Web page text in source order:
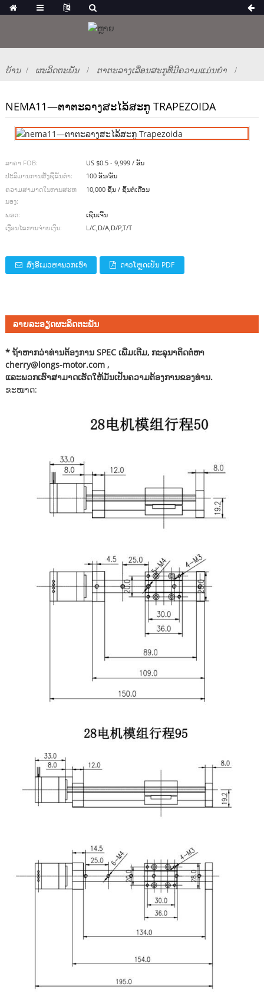
ບ້ານ ຜະລິດຕະພັນ ຕາຕະລາງເລື່ອນສະກູທີ່ມີຄວາມແມ່ນຍໍາ
NEMA11—ຕາຕະລາງສະໄລ້ສະກູ TRAPEZOIDA
ລາຄາ FOB:
US $0.5 - 9,999 / ອັນ
ປະລິມານການສັ່ງຊື້ຂັ້ນຕ່ຳ:
100 ອັນ/ອັນ
ຄວາມສາມາດໃນການສະຫ
ນອງ:
10,000 ຊິ້ນ / ຊິ້ນຕໍ່ເດືອນ
ພອດ:
ເຊີນເຈີ້ນ
ເງື່ອນໄຂການຈ່າຍເງິນ:
L/C,D/A,D/P,T/T
ສົ່ງອີເມວຫາພວກເຮົາ ດາວໂຫຼດເປັນ PDF
ລາຍລະອຽດຜະລິດຕະພັນ
* ຖ້າ​ຫາກ​ວ່າ​ທ່ານ​ຕ້ອງ​ການ SPEC ເພີ່ມ​ເຕີມ​, ກະ​ລຸ​ນາ​ຕິດ​ຕໍ່​ຫາ​
cherry@longs-motor.com,
ແລະພວກເຮົາສາມາດເຮັດໃຫ້ມັນເປັນຄວາມຕ້ອງການຂອງທ່ານ.
ຂະໜາດ: